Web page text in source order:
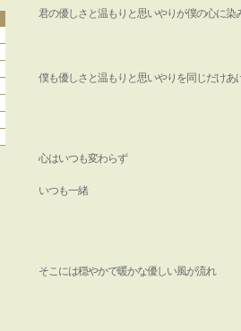
君の優しさと温もりと思いやりが僕の心に染
僕も優しさと温もりと思いやりを同じだけあ
心はいつも変わらず
いつも一緒
そこには穏やかで暖かな優しい風が流れ